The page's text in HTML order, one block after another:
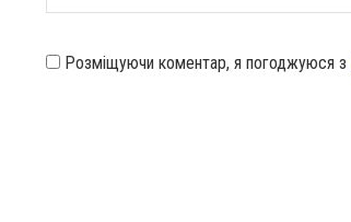
Розміщуючи коментар, я погоджуюся з